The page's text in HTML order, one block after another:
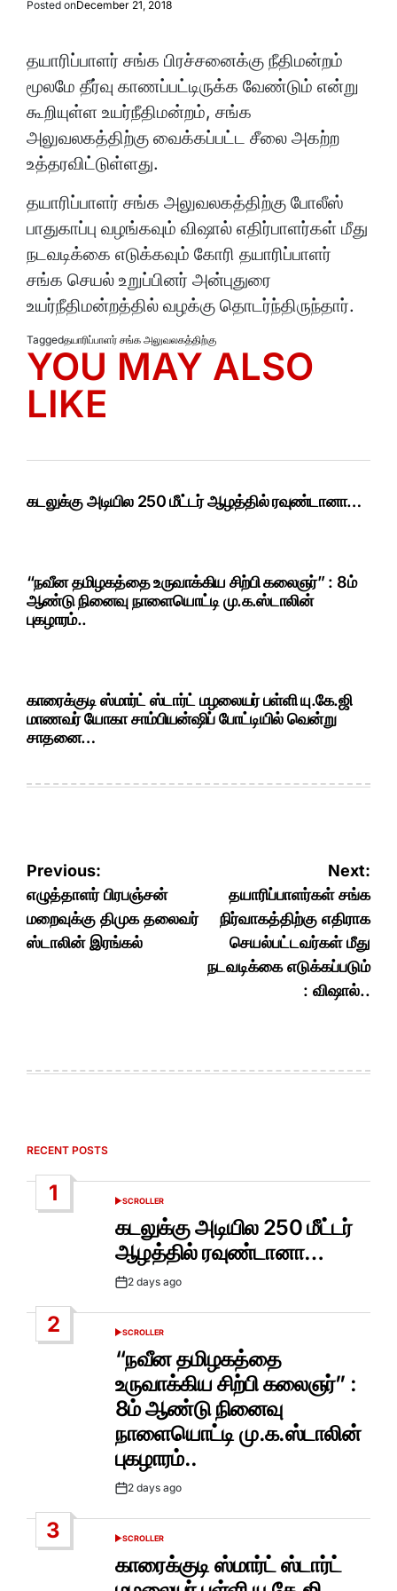
Posted onDecember 21, 2018
தயாரிப்பாளர் சங்க பிரச்சனைக்கு நீதிமன்றம்
மூலமே தீர்வு காணப்பட்டிருக்க வேண்டும் என்று
கூறியுள்ள உயர்நீதிமன்றம், சங்க
அலுவலகத்திற்கு வைக்கப்பட்ட சீலை அகற்ற
உத்தரவிட்டுள்ளது.
தயாரிப்பாளர் சங்க அலுவலகத்திற்கு போலீஸ்
பாதுகாப்பு வழங்கவும் விஷால் எதிர்பாளர்கள் மீது
நடவடிக்கை எடுக்கவும் கோரி தயாரிப்பாளர்
சங்க செயல் உறுப்பினர் அன்புதுரை
உயர்நீதிமன்றத்தில் வழக்கு தொடர்ந்திருந்தார்.
Taggedதயாரிப்பாளர் சங்க அலுவலகத்திற்கு
YOU MAY ALSO
LIKE
கடலுக்கு அடியில 250 மீட்டர் ஆழத்தில் ரவுண்டானா…
“நவீன தமிழகத்தை உருவாக்கிய சிற்பி கலைஞர்” : 8ம்
ஆண்டு நினைவு நாளையொட்டி மு.க.ஸ்டாலின்
புகழாரம்..
காரைக்குடி ஸ்மார்ட் ஸ்டார்ட் மழலையர் பள்ளி யு.கே.ஜி
மாணவர் யோகா சாம்பியன்ஷிப் போட்டியில் வென்று
சாதனை…
Post
navigation
Previous:
எழுத்தாளர் பிரபஞ்சன்
மறைவுக்கு திமுக தலைவர்
ஸ்டாலின் இரங்கல்
Next:
தயாரிப்பாளர்கள் சங்க
நிர்வாகத்திற்கு எதிராக
செயல்பட்டவர்கள் மீது
நடவடிக்கை எடுக்கப்படும்
: விஷால்..
RECENT POSTS
1
POSTED
SCROLLER
கடலுக்கு அடியில 250 மீட்டர்
ஆழத்தில் ரவுண்டானா…
Post2 days ago
2
POSTED
IN
SCROLLER
“நவீன தமிழகத்தை
உருவாக்கிய சிற்பி கலைஞர்” :
8ம் ஆண்டு நினைவு
நாளையொட்டி மு.க.ஸ்டாலின்
புகழாரம்..
Post2 days ago
3
POSTED
SCROLLER
காரைக்குடி ஸ்மார்ட் ஸ்டார்ட்